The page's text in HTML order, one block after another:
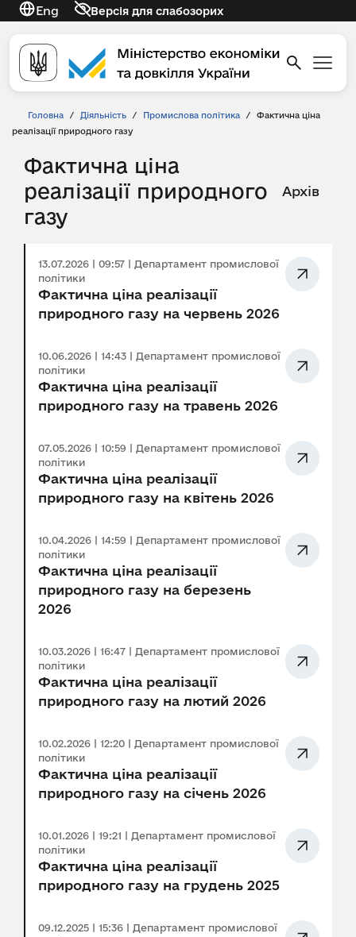
Eng Версія для слабозорих
Головна / Діяльність / Промислова політика /
Фактична ціна
реалізації природного газу
Фактична ціна
реалізації природного
газу
Архів
13.07.2026 | 09:57 | Департамент промислової
політики
Фактична ціна реалізації
природного газу на червень 2026
10.06.2026 | 14:43 | Департамент промислової
політики
Фактична ціна реалізації
природного газу на травень 2026
07.05.2026 | 10:59 | Департамент промислової
політики
Фактична ціна реалізації
природного газу на квітень 2026
10.04.2026 | 14:59 | Департамент промислової
політики
Фактична ціна реалізації
природного газу на березень
2026
10.03.2026 | 16:47 | Департамент промислової
політики
Фактична ціна реалізації
природного газу на лютий 2026
10.02.2026 | 12:20 | Департамент промислової
політики
Фактична ціна реалізації
природного газу на січень 2026
10.01.2026 | 19:21 | Департамент промислової
політики
Фактична ціна реалізації
природного газу на грудень 2025
09.12.2025 | 15:36 | Департамент промислової